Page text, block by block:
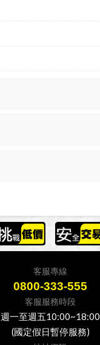
客服專線
0800-333-555
客服服務時段
週一至週五10:00~18:00
(國定假日暫停服務)